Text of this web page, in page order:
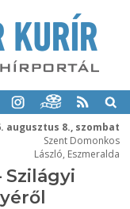
augusztus 8., szombat
Szent Domonkos
László, Eszmeralda
Szilágyi